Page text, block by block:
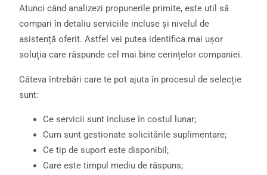
Atunci când analizezi propunerile primite, este util să
compari în detaliu serviciile incluse și nivelul de
asistență oferit. Astfel vei putea identifica mai ușor
soluția care răspunde cel mai bine cerințelor companiei.
Câteva întrebări care te pot ajuta în procesul de selecție
sunt:
Ce servicii sunt incluse în costul lunar;
Cum sunt gestionate solicitările suplimentare;
Ce tip de suport este disponibil;
Care este timpul mediu de răspuns;